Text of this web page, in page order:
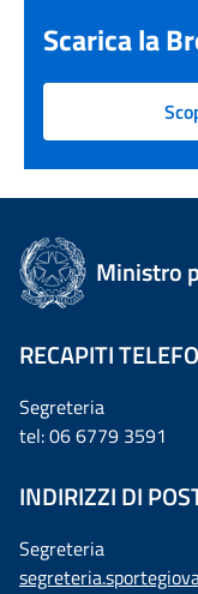
Scarica la
Ministro
RECAPITI
Segreteria
tel: 06 6779 3591
INDIRIZZI DI
Segreteria